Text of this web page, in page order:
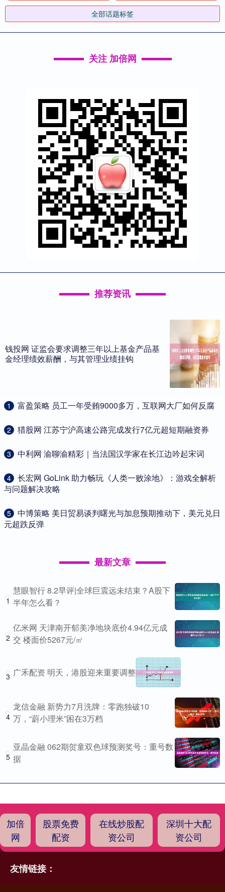
全部话题标签
关注 加倍网
推荐资讯
钱投网 证监会要求调整三年以上基金产品基
金经理绩效薪酬，与其管理业绩挂钩
1 ​富盈策略 员工一年受贿9000多万，互联网大厂如何反腐
2 ​猎股网 江苏宁沪高速公路完成发行7亿元超短期融资券
3 ​中利网 渝聊渝精彩｜当法国汉学家在长江边吟起宋词
4
​长宏网 GoLink 助力畅玩《人类一败涂地》：游戏全解析
与问题解决攻略
5
​中博策略 美日贸易谈判曙光与加息预期推动下，美元兑日
元超跌反弹
最新文章
1
慧眼智行 8.2早评|全球巨震远未结束？A股下
半年怎么看？
2
亿米网 天津南开郁美净地块底价4.94亿元成
交 楼面价5267元/㎡
3 广禾配资 明天，港股迎来重要调整
4
龙信金融 新势力7月洗牌：零跑独破10
万，“蔚小理米”困在3万档
5
亚晶金融 062期贺童双色球预测奖号：重号数
据
加倍
网
股票免费
配资
在线炒股配
资公司
深圳十大配
资公司
友情链接：